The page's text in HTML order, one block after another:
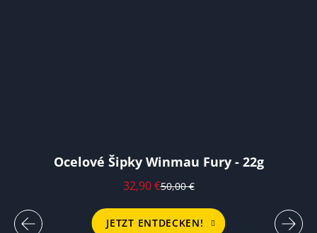
Ocelové Šipky Winmau Fury - 22g
32,90 €50,00 €
JETZT ENTDECKEN!